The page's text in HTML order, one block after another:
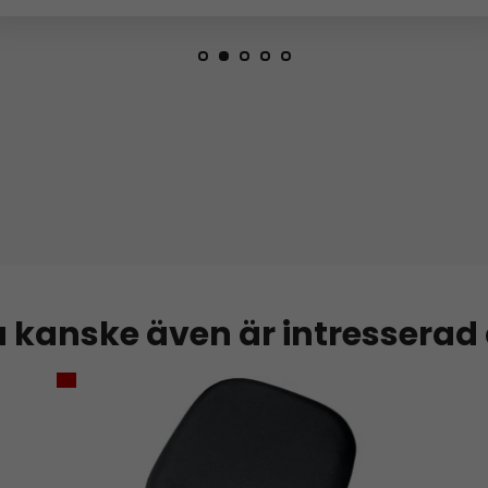
kanske även är intresserad